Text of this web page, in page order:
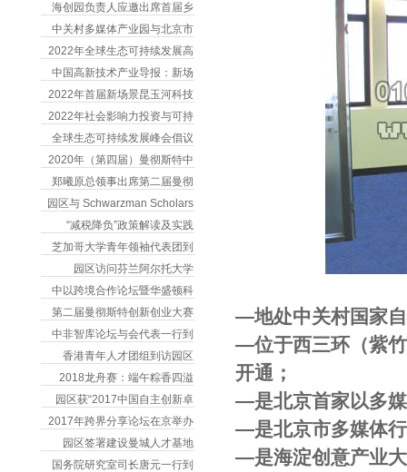
海创园负责人应邀出席首届乡
中关村多媒体产业园与北京市
2022年全球生态可持续发展高
中国高新技术产业导报：新场
2022年首届新场景昆玉河科技
2022年社会影响力投资与可持
全球生态可持续发展峰会倡议
2020年（第四届）曼彻斯特中
郑曦原总领事出席第二届曼彻
园区与 Schwarzman Scholars
“减税降负”政策解读及实践
芝加哥大学青年领袖代表团到
园区访问芬兰阿尔托大学
中以跨境合作论坛暨华盛顿科
第二届曼彻斯特创新创业大赛
中非智库论坛与会代表一行到
香港青年人才团组到访园区
2018龙舟赛：端午粽香四溢
园区获“2017中国自主创新卓
2017年跨界分享论坛在京举办
园区签署建设曼城人才基地
国务院研究室司长唐元一行到
―地处中关村国家
―位于西三环（紫
开通；
―是北京首家以多
―是北京市多媒体
―是海淀创意产业